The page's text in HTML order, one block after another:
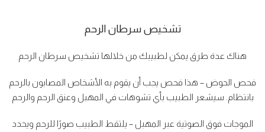
تشخيص سرطان الرحم
هناك عدة طرق يمكن لطبيبك من خلالها تشخيص سرطان الرحم
فحص الحوض – هذا فحص يجب أن يقوم به الأشخاص المصابون بالرحم
بانتظام. سيشعر الطبيب بأي تشوهات في المهبل وعنق الرحم والرحم
الموجات فوق الصوتية عبر المهبل – يلتقط الطبيب صورًا للرحم ويحدد